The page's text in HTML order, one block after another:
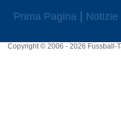
Prima Pagina Notizie
Copyright © 2006 - 2026 Fussball-